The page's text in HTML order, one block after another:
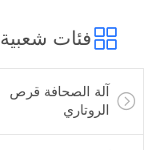
فئات شعبية
آلة الصحافة قرص
الروتاري